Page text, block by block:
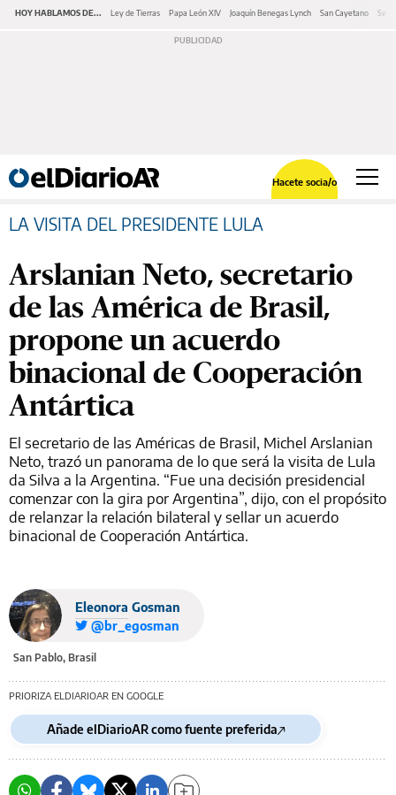
HOY HABLAMOS DE... Ley de Tierras Papa León XIV Joaquín Benegas Lynch San Cayetano
Hacete socia/o
LA VISITA DEL PRESIDENTE LULA
Arslanian Neto, secretario
de las América de Brasil,
propone un acuerdo
binacional de Cooperación
Antártica
El secretario de las Américas de Brasil, Michel Arslanian
Neto, trazó un panorama de lo que será la visita de Lula
da Silva a la Argentina. “Fue una decisión presidencial
comenzar con la gira por Argentina”, dijo, con el propósito
de relanzar la relación bilateral y sellar un acuerdo
binacional de Cooperación Antártica.
Eleonora Gosman
@br_egosman
San Pablo, Brasil
PRIORIZA ELDIARIOAR EN GOOGLE
Añade elDiarioAR como fuente preferida